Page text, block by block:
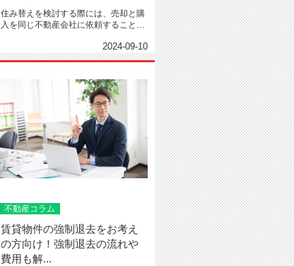
住み替えを検討する際には、売却と購
入を同じ不動産会社に依頼することが
2024-09-10
不動産コラム
賃貸物件の強制退去をお考え
の方向け！強制退去の流れや
費用も解...